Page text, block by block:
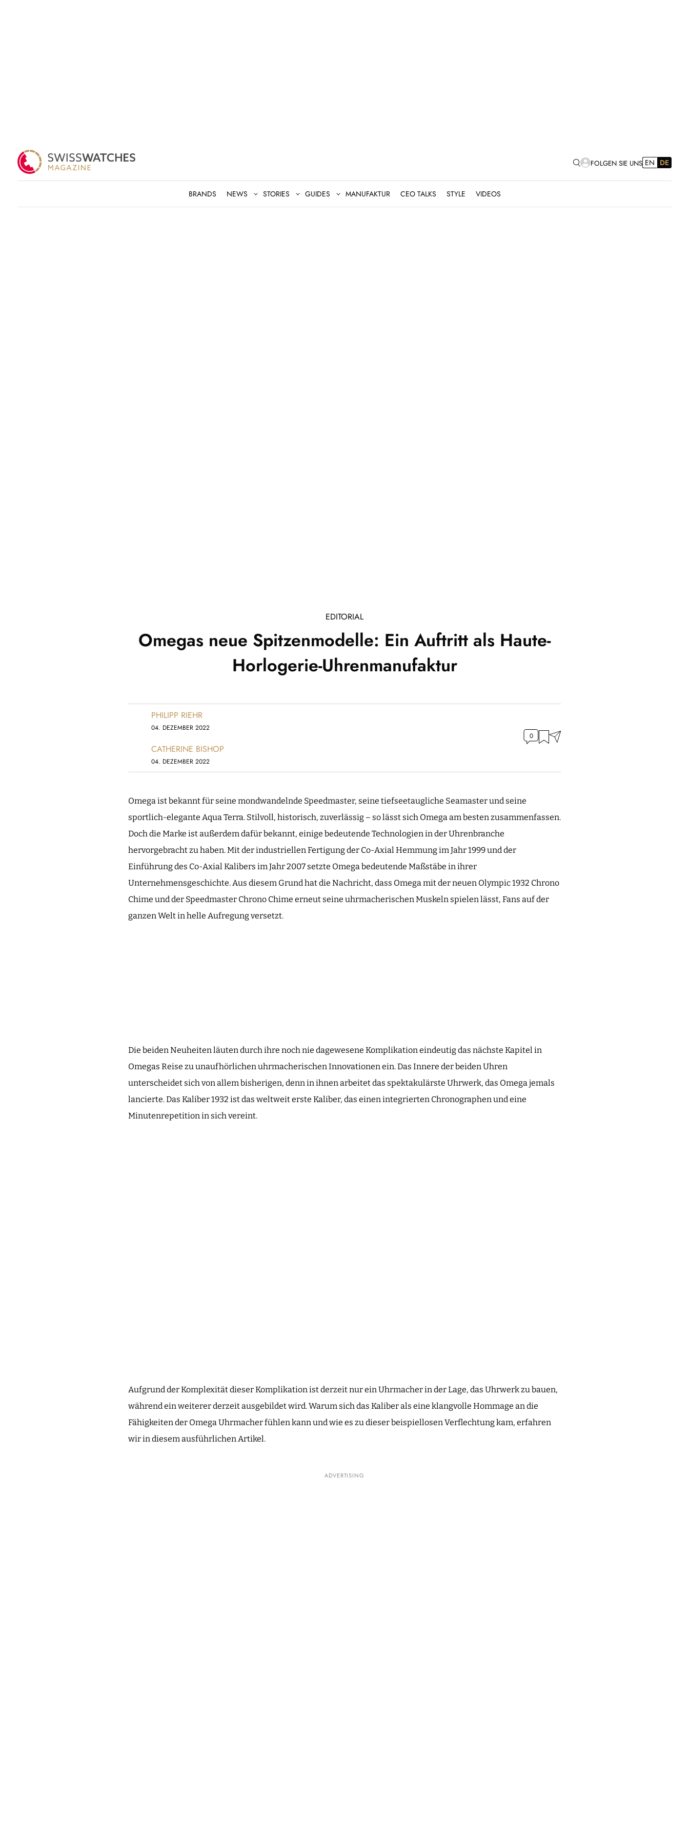
FOLGEN SIE UNS EN DE
BRANDS NEWS STORIES GUIDES MANUFAKTUR CEO TALKS STYLE VIDEOS
EDITORIAL
Omegas neue Spitzenmodelle: Ein Auftritt als Haute-
Horlogerie-Uhrenmanufaktur
PHILIPP RIEHR
04. DEZEMBER 2022
CATHERINE BISHOP
04. DEZEMBER 2022
0
Omega ist bekannt für seine mondwandelnde Speedmaster, seine tiefseetaugliche Seamaster und seine
sportlich-elegante Aqua Terra. Stilvoll, historisch, zuverlässig – so lässt sich Omega am besten zusammenfassen.
Doch die Marke ist außerdem dafür bekannt, einige bedeutende Technologien in der Uhrenbranche
hervorgebracht zu haben. Mit der industriellen Fertigung der Co-Axial Hemmung im Jahr 1999 und der
Einführung des Co-Axial Kalibers im Jahr 2007 setzte Omega bedeutende Maßstäbe in ihrer
Unternehmensgeschichte. Aus diesem Grund hat die Nachricht, dass Omega mit der neuen Olympic 1932 Chrono
Chime und der Speedmaster Chrono Chime erneut seine uhrmacherischen Muskeln spielen lässt, Fans auf der
ganzen Welt in helle Aufregung versetzt.
Die beiden Neuheiten läuten durch ihre noch nie dagewesene Komplikation eindeutig das nächste Kapitel in
Omegas Reise zu unaufhörlichen uhrmacherischen Innovationen ein. Das Innere der beiden Uhren
unterscheidet sich von allem bisherigen, denn in ihnen arbeitet das spektakulärste Uhrwerk, das Omega jemals
lancierte. Das Kaliber 1932 ist das weltweit erste Kaliber, das einen integrierten Chronographen und eine
Minutenrepetition in sich vereint.
Aufgrund der Komplexität dieser Komplikation ist derzeit nur ein Uhrmacher in der Lage, das Uhrwerk zu bauen,
während ein weiterer derzeit ausgebildet wird. Warum sich das Kaliber als eine klangvolle Hommage an die
Fähigkeiten der Omega Uhrmacher fühlen kann und wie es zu dieser beispiellosen Verflechtung kam, erfahren
wir in diesem ausführlichen Artikel.
ADVERTISING